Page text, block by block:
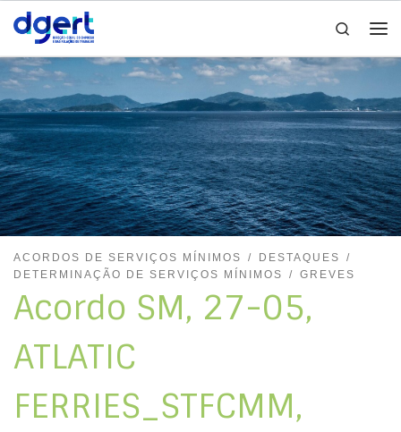
Skip to content
Search
ACORDOS DE SERVIÇOS MÍNIMOS
DESTAQUES
DETERMINAÇÃO DE SERVIÇOS MÍNIMOS
GREVES
Acordo SM, 27-05,
ATLATIC
FERRIES_STFCMM,